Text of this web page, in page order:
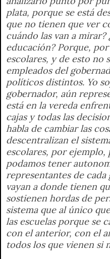
plata, porque se está
que no tienen que ver
cuándo las van a
educación? Porque,
escolares, y de esto no
empleados del
políticos distintos. Yo
gobernador, aún
está en la vereda
cajas y todas las
habla de cambiar las
descentralizan el
escolares, por ejemplo,
podamos tener
representantes de
vayan a donde tienen
sostienen hordas de
sistema que al único
las escuelas porque se
con el anterior, con el
todos los que vienen si